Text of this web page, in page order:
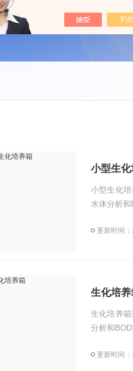
小型生
小型生化
水体分析
更新时间
生化培养
生化培养
分析和
更新时间